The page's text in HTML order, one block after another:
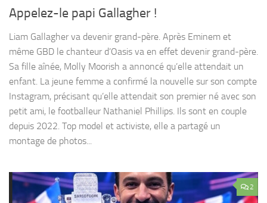
Appelez-le papi Gallagher !
Liam Gallagher va devenir grand-père. Après Eminem et
même GBD le chanteur d’Oasis va en effet devenir grand-père.
Sa fille aînée, Molly Moorish a annoncé qu’elle attendait un
enfant. La jeune femme a confirmé la nouvelle sur son compte
Instagram, précisant qu’elle attendait son premier né avec son
petit ami, le footballeur Nathaniel Phillips. Ils sont en couple
depuis 2022. Top model et activiste, elle a partagé un
montage de photos...
2